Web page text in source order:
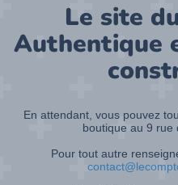
Le site
Authentique
En attendant, vous pouvez
boutique au 9 rue
Pour tout autre